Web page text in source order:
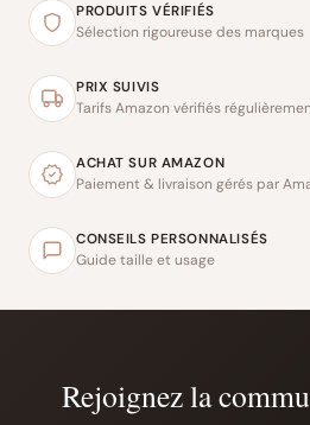
PRODUITS VÉRIFIÉS
Sélection rigoureuse des marques
PRIX SUIVIS
Tarifs Amazon vérifiés
ACHAT SUR AMAZON
Paiement & livraison gérés par
CONSEILS PERSONNALISÉS
Guide taille et usage
Rejoignez la